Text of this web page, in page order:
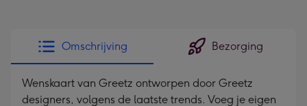
Omschrijving Bezorging
Wenskaart van Greetz ontworpen door Greetz
designers, volgens de laatste trends. Voeg je eigen